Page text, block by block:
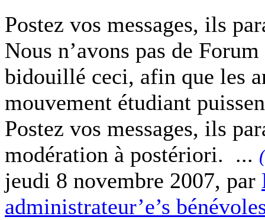
Postez vos messages, ils
Nous n’avons pas de
bidouillé ceci, afin que les
mouvement étudiant
Postez vos messages, ils
modération à postériori. ...
jeudi 8 novembre 2007, par
administrateur’e’s